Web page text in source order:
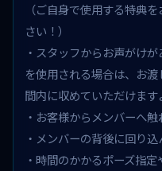
（ご自身で使用する特典
さい！）
・スタッフからお声がけ
を使用される場合は、お
間内に収めていただけます
・お客様からメンバーへ
・メンバーの背後に回り
・時間のかかるポーズ指